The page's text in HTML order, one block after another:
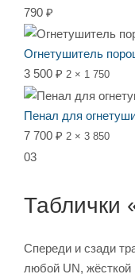
790 ₽
Огнетушитель
3 500 ₽ 2 × 1 750
Пенал для
7 700 ₽ 2 × 3 850
03
Таблички
Спереди и сзади
любой UN, жёсткой